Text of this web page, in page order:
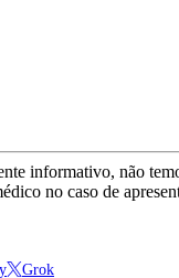
informativo, não
no caso de
Grok